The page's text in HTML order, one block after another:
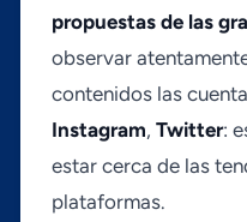
propuestas de las
observar
contenidos las
Instagram, Twitter:
estar cerca de las
plataformas.